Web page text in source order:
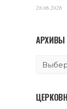
28.06.2026
АРХИВЫ